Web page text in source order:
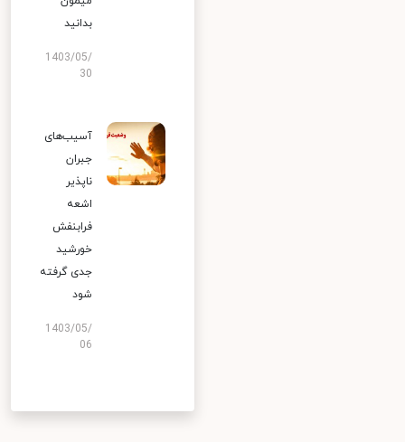
بدانید
1403/05/
30
آسیب‌های
جبران
ناپذیر
اشعه
فرابنفش
خورشید
جدی گرفته
شود
1403/05/
06